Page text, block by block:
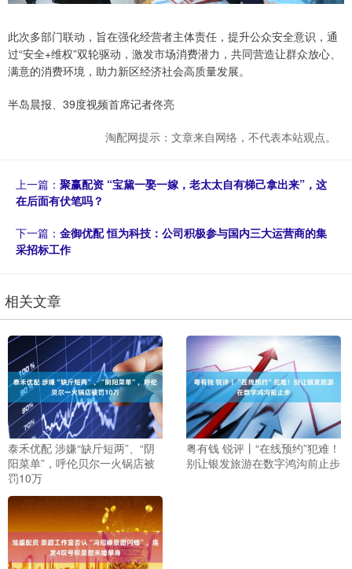
此次多部门联动，旨在强化经营者主体责任，提升公众安全意识，通
过“安全+维权”双轮驱动，激发市场消费潜力，共同营造让群众放心、
满意的消费环境，助力新区经济社会高质量发展。
半岛晨报、39度视频首席记者佟亮
淘配网提示：文章来自网络，不代表本站观点。
上一篇： 聚赢配资 “宝黛一娶一嫁，老太太自有梯己拿出来”，这
在后面有伏笔吗？
下一篇： 金御优配 恒为科技：公司积极参与国内三大运营商的集
采招标工作
相关文章
泰禾优配 涉嫌“缺斤短两”、“阴
阳菜单”，呼伦贝尔一火锅店被
罚10万
粤有钱 锐评丨“在线预约”犯难！
别让银发旅游在数字鸿沟前止步